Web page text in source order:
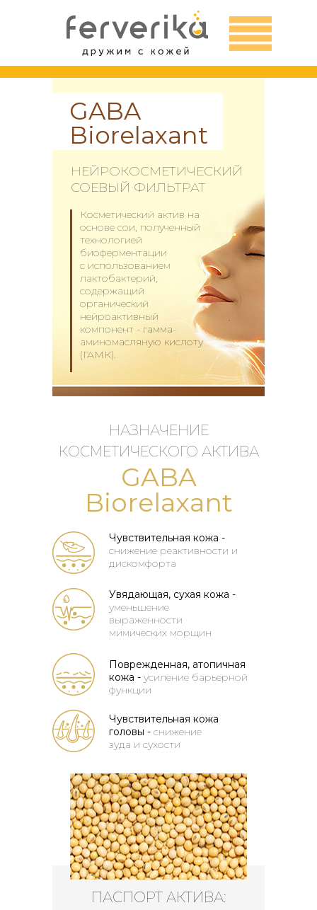
НЕЙРОКОСМЕТИЧЕСКИЙ
СОЕВЫЙ ФИЛЬТРАТ
Косметический актив на
основе сои, полученный
технологией
биоферментации
с иcпользованием
лактобактерий,
содержащий
органический
нейроактивный
компонент - гамма-
аминомасляную кислоту
(ГАМК).
GABA
Biorelaxant
НАЗНАЧЕНИЕ
КОСМЕТИЧЕСКОГО АКТИВА
GABA
Biorelaxant
Чувствительная кожа -
снижение реактивности и
дискомфорта
Поврежденная, атопичная
кожа - усиление барьерной
функции
Увядающая, сухая кожа -
уменьшение
выраженности
мимических морщин
Чувствительная кожа
головы - снижение
зуда и сухости
ПАСПОРТ АКТИВА: